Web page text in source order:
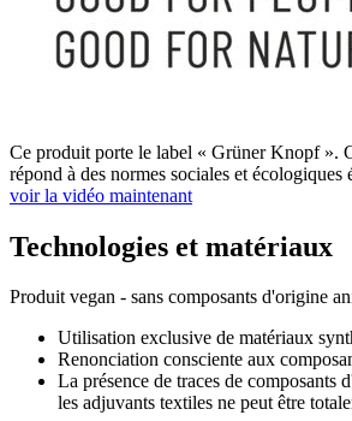
Ce produit porte le label « Grüner Knopf ».
répond à des normes sociales et écologiques
voir la vidéo maintenant
Technologies et matériaux
Produit vegan - sans composants d'origine
Utilisation exclusive de matériaux
Renonciation consciente aux
La présence de traces de composants
les adjuvants textiles ne peut être